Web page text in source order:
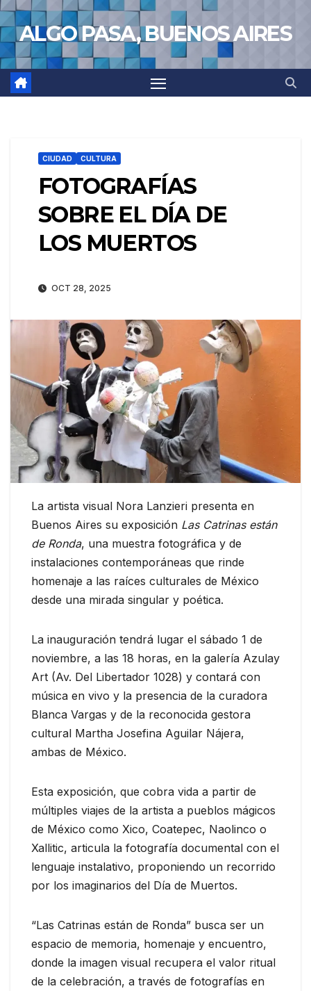
Saltar
al
contenido
ALGO PASA, BUENOS AIRES
CIUDAD CULTURA
FOTOGRAFÍAS
SOBRE EL DÍA DE
LOS MUERTOS
OCT 28, 2025
La artista visual Nora Lanzieri presenta en
Buenos Aires su exposición Las Catrinas están
de Ronda, una muestra fotográfica y de
instalaciones contemporáneas que rinde
homenaje a las raíces culturales de México
desde una mirada singular y poética.
La inauguración tendrá lugar el sábado 1 de
noviembre, a las 18 horas, en la galería Azulay
Art (Av. Del Libertador 1028) y contará con
música en vivo y la presencia de la curadora
Blanca Vargas y de la reconocida gestora
cultural Martha Josefina Aguilar Nájera,
ambas de México.
Esta exposición, que cobra vida a partir de
múltiples viajes de la artista a pueblos mágicos
de México como Xico, Coatepec, Naolinco o
Xallitic, articula la fotografía documental con el
lenguaje instalativo, proponiendo un recorrido
por los imaginarios del Día de Muertos.
“Las Catrinas están de Ronda” busca ser un
espacio de memoria, homenaje y encuentro,
donde la imagen visual recupera el valor ritual
de la celebración, a través de fotografías en